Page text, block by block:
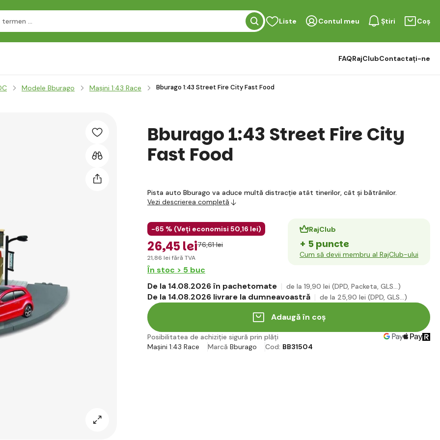
Liste Contul meu Știri Coș
FAQRajClubContactați-ne
Modele Bburago Mașini 1:43 Race Bburago 1:43 Street Fire City Fast Food
Bburago 1:43 Street Fire City
Fast Food
Pista auto Bburago va aduce multă distracție atât tinerilor, cât și bătrânilor.
Vezi descrierea completă
-65 % (Veți economisi 50,16 lei)
26,45 lei76,61 lei
21,86 lei fără TVA
RajClub
+ 5 puncte
Cum să devii membru al RajClub-ului
În stoc > 5 buc
De la 14.08.2026 în pachetomate
de la 19,90 lei (DPD, Packeta, GLS...)
De la 14.08.2026 livrare la dumneavoastră de la 25,90 lei (DPD, GLS...)
Adaugă în coș
Posibilitatea de achiziție sigură prin plăți
Mașini 1:43 Race
Marcă Bburago Cod: BB31504